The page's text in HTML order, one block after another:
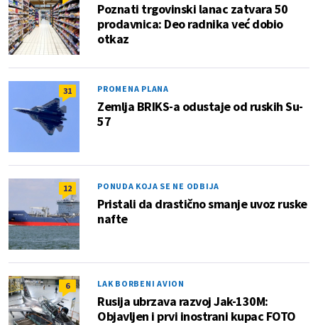
Poznati trgovinski lanac zatvara 50
prodavnica: Deo radnika već dobio
otkaz
31 PROMENA PLANA
Zemlja BRIKS-a odustaje od ruskih Su-
57
12 PONUDA KOJA SE NE ODBIJA
Pristali da drastično smanje uvoz ruske
nafte
6 LAK BORBENI AVION
Rusija ubrzava razvoj Jak-130M:
Objavljen i prvi inostrani kupac FOTO